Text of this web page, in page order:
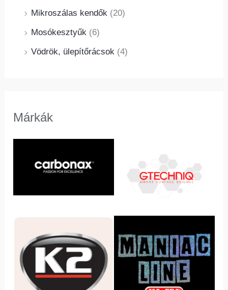
Mikroszálas kendők (20)
Mosókesztyűk (6)
Vödrök, ülepítőrácsok (4)
Márkák